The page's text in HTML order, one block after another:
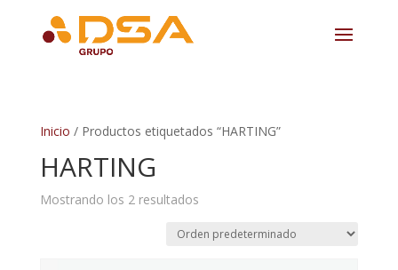
Inicio / Productos etiquetados “HARTING”
HARTING
Mostrando los 2 resultados